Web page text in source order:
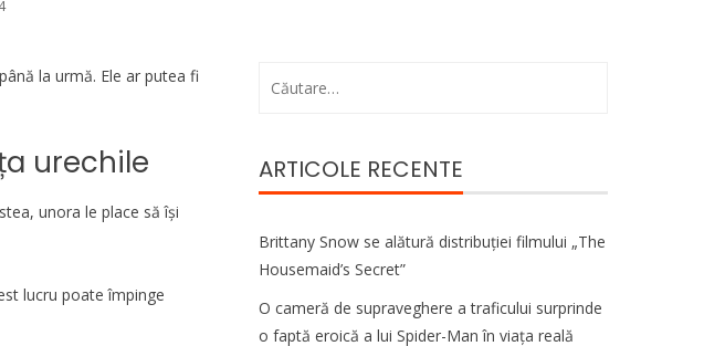
la urmă. Ele ar putea fi
urechile
unora le place să își
lucru poate împinge
ARTICOLE RECENTE
Brittany Snow se alătură distribuției filmului „The
Housemaid’s Secret”
O cameră de supraveghere a traficului surprinde
o faptă eroică a lui Spider-Man în viața reală